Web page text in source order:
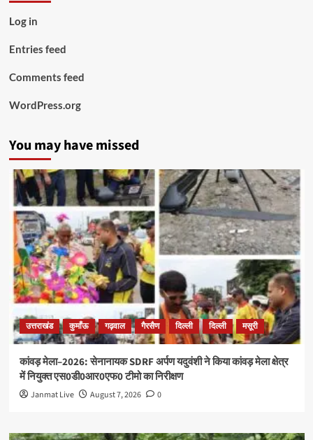
Log in
Entries feed
Comments feed
WordPress.org
You may have missed
उत्तराखंड कुमाँऊ गढ़वाल गैरसैण दिल्ली दिल्ली मसूरी
कांवड़ मेला–2026: सेनानायक SDRF अर्पण यदुवंशी ने किया कांवड़ मेला क्षेत्र
में नियुक्त एस0डी0आर0एफ0 टीमो का निरीक्षण
Janmat Live August 7, 2026 0